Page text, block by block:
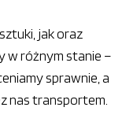
jak oraz
w różnym stanie –
sprawnie, a
nas transportem.